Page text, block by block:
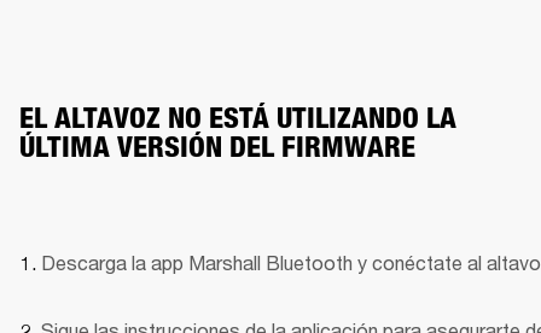
EL ALTAVOZ NO ESTÁ UTILIZANDO LA
ÚLTIMA VERSIÓN DEL FIRMWARE
Descarga la app Marshall Bluetooth y conéctate al